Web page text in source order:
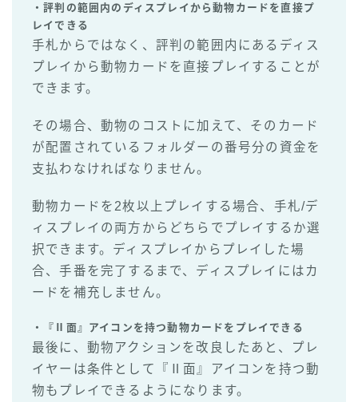
・評判の範囲内のディスプレイから動物カードを直接プ
レイできる
手札からではなく、評判の範囲内にあるディス
プレイから動物カードを直接プレイすることが
できます。
その場合、動物のコストに加えて、そのカード
が配置されているフォルダーの番号分の資金を
支払わなければなりません。
動物カードを2枚以上プレイする場合、手札/デ
ィスプレイの両方からどちらでプレイするか選
択できます。ディスプレイからプレイした場
合、手番を完了するまで、ディスプレイにはカ
ードを補充しません。
・『Ⅱ面』アイコンを持つ動物カードをプレイできる
最後に、動物アクションを改良したあと、プレ
イヤーは条件として『Ⅱ面』アイコンを持つ動
物もプレイできるようになります。